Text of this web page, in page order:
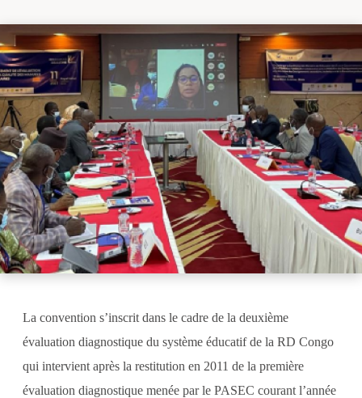
La convention s’inscrit dans le cadre de la deuxième
évaluation diagnostique du système éducatif de la RD Congo
qui intervient après la restitution en 2011 de la première
évaluation diagnostique menée par le PASEC courant l’année